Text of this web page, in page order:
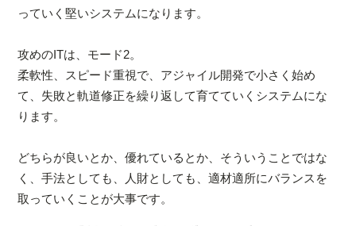
っていく堅いシステムになります。
攻めのITは、モード2。
柔軟性、スピード重視で、アジャイル開発で小さく始め
て、失敗と軌道修正を繰り返して育てていくシステムにな
ります。
どちらが良いとか、優れているとか、そういうことではな
く、手法としても、人財としても、適材適所にバランスを
取っていくことが大事です。